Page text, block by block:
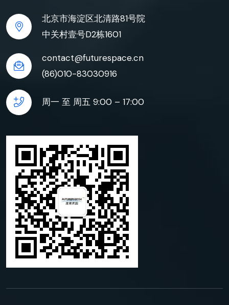
北京市海淀区北清路81号院
中关村壹号D2栋1601
contact@futurespace.cn
(86)010-83030916
周一 至 周五 9:00 – 17:00